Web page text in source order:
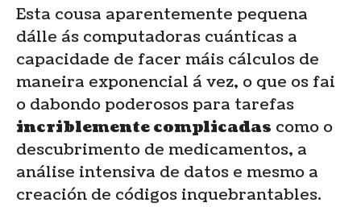
Esta cousa aparentemente pequena
dálle ás computadoras cuánticas a
capacidade de facer máis cálculos de
maneira exponencial á vez, o que os fai
o dabondo poderosos para tarefas
incriblemente complicadas como o
descubrimento de medicamentos, a
análise intensiva de datos e mesmo a
creación de códigos inquebrantables.